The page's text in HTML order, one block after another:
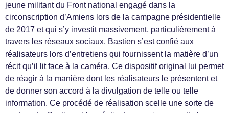
jeune militant du Front national engagé dans la
circonscription d’Amiens lors de la campagne présidentielle
de 2017 et qui s’y investit massivement, particulièrement à
travers les réseaux sociaux. Bastien s’est confié aux
réalisateurs lors d’entretiens qui fournissent la matière d’un
récit qu’il lit face à la caméra. Ce dispositif original lui permet
de réagir à la manière dont les réalisateurs le présentent et
de donner son accord à la divulgation de telle ou telle
information. Ce procédé de réalisation scelle une sorte de